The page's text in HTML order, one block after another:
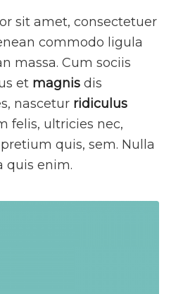
sit amet, consectetuer
commodo ligula
massa. Cum sociis
et magnisdis
nascetur ridiculus
felis, ultricies nec,
quis, sem. Nulla
quis enim.